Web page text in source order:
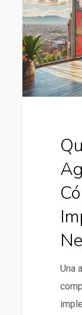
Agencia
Digital
y
Cómo
Puede
Impulsar
Una